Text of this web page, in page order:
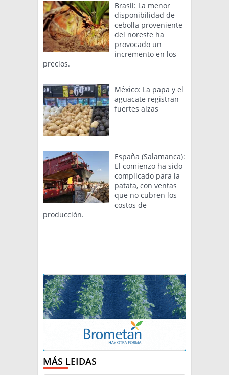
Brasil: La menor
disponibilidad de
cebolla proveniente
del noreste ha
provocado un
incremento en los
precios.
México: La papa y el
aguacate registran
fuertes alzas
España (Salamanca):
El comienzo ha sido
complicado para la
patata, con ventas
que no cubren los
costos de
producción.
MÁS LEIDAS